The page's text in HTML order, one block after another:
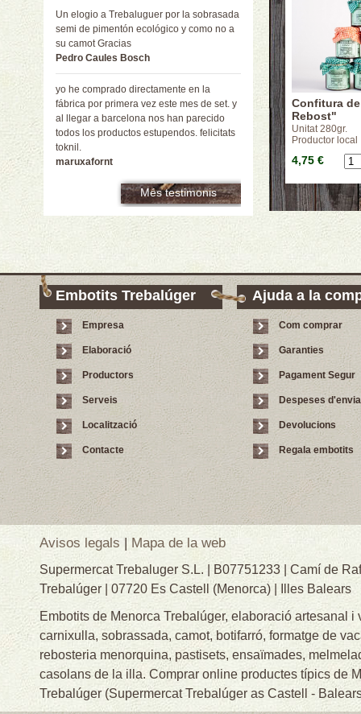
Un elogio a Trebaluguer por la sobrasada
semi de pimentón ecológico y como no a
su camot Gracias
Pedro Caules Bosch
yo he comprado directamente en la
fábrica por primera vez este mes de set. y
al llegar a barcelona nos han parecido
todos los productos estupendos. felicitats
toknil.
maruxafornt
Més testimonis
Confitura
Rebost"
Unitat 280gr.
Productor local
4,75 €
Embotits Trebalúger
Empresa
Elaboració
Productors
Serveis
Localització
Contacte
Ajuda a la
Com comprar
Garanties
Pagament Segur
Despeses
Devolucions
Regala embotits
Avisos legals | Mapa de la web
Supermercat Trebaluger S.L. | B07751233 | Camí de
Trebalúger | 07720 Es Castell (Menorca) | Illes Balears
Embotits de Menorca Trebalúger, elaboració artesanal i
carnixulla, sobrassada, camot, botifarró, formatge de
rebosteria menorquina, pastisets, ensaïmades,
casolans de la illa. Comprar online productes típics de
Trebalúger (Supermercat Trebalúger as Castell -